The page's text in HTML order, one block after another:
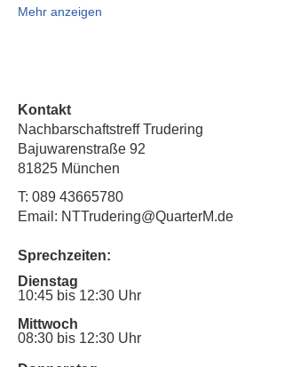
Mehr anzeigen
Kontakt
Nachbarschaftstreff Trudering
Bajuwarenstraße 92
81825 München
T: 089 43665780
Email: NTTrudering@QuarterM.de
Sprechzeiten:
Dienstag
10:45 bis 12:30 Uhr
Mittwoch
08:30 bis 12:30 Uhr